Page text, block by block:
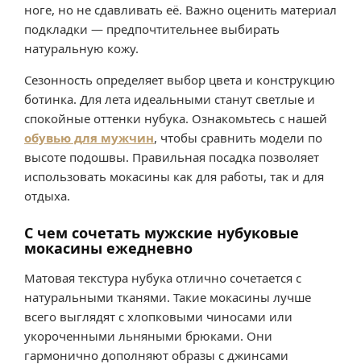
ноге, но не сдавливать её. Важно оценить материал
подкладки — предпочтительнее выбирать
натуральную кожу.
Сезонность определяет выбор цвета и конструкцию
ботинка. Для лета идеальными станут светлые и
спокойные оттенки нубука. Ознакомьтесь с нашей
обувью для мужчин, чтобы сравнить модели по
высоте подошвы. Правильная посадка позволяет
использовать мокасины как для работы, так и для
отдыха.
С чем сочетать мужские нубуковые
мокасины ежедневно
Матовая текстура нубука отлично сочетается с
натуральными тканями. Такие мокасины лучше
всего выглядят с хлопковыми чиносами или
укороченными льняными брюками. Они
гармонично дополняют образы с джинсами